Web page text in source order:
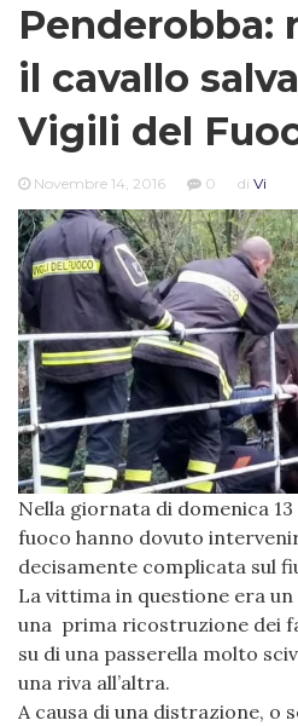
Penderobba:
il cavallo
Vigili del
Novembre 14, 2016 0 di Vi
Nella giornata di domenica
fuoco hanno dovuto
decisamente complicata sul
La vittima in questione era
una prima ricostruzione dei
su di una passerella molto
una riva all’altra.
A causa di una distrazione, o